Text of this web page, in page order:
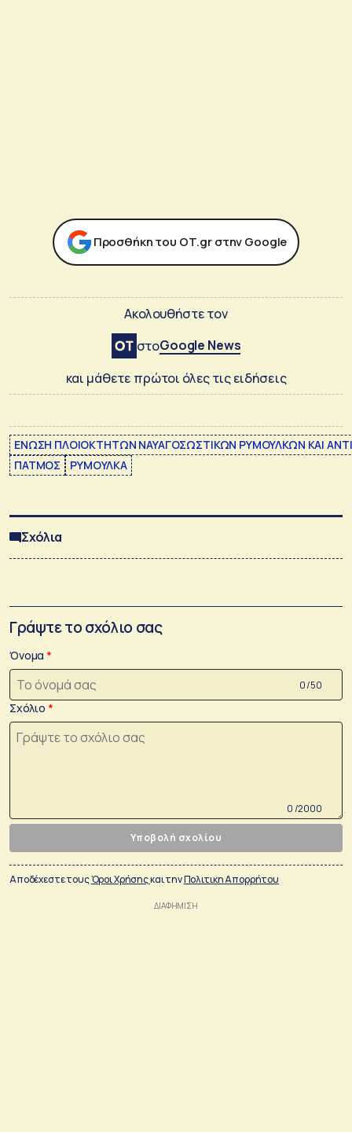
Προσθήκη του ΟΤ.gr στην Google
Ακολουθήστε τον
στοGoogle News
και μάθετε πρώτοι όλες τις ειδήσεις
ΕΝΩΣΗ ΠΛΟΙΟΚΤΗΤΩΝ ΝΑΥΑΓΟΣΩΣΤΙΚΩΝ ΡΥΜΟΥΛΚΩΝ ΚΑΙ
ΠΑΤΜΟΣ
ΡΥΜΟΥΛΚΑ
Σχόλια
Γράψτε το σχόλιο σας
Όνομα
0 /50
Σχόλιο
0 /2000
Υποβολή σχολίου
Αποδέχεστε τουςΌροι Χρήσηςκαι τηνΠολιτικη Απορρήτου